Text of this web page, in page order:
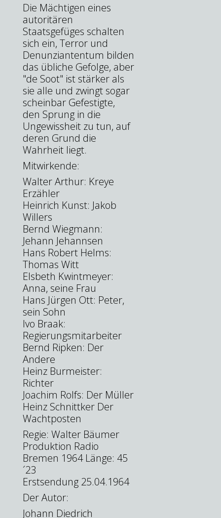
Die Mächtigen eines
autoritären
Staatsgefüges schalten
sich ein, Terror und
Denunziantentum bilden
das übliche Gefolge, aber
"de Soot" ist stärker als
sie alle und zwingt sogar
scheinbar Gefestigte,
den Sprung in die
Ungewissheit zu tun, auf
deren Grund die
Wahrheit liegt.
Mitwirkende:
Walter Arthur: Kreye
Erzähler
Heinrich Kunst: Jakob
Willers
Bernd Wiegmann:
Jehann Jehannsen
Hans Robert Helms:
Thomas Witt
Elsbeth Kwintmeyer:
Anna, seine Frau
Hans Jürgen Ott: Peter,
sein Sohn
Ivo Braak:
Regierungsmitarbeiter
Bernd Ripken: Der
Andere
Heinz Burmeister:
Richter
Joachim Rolfs: Der Müller
Heinz Schnittker Der
Wachtposten
Regie: Walter Bäumer
Produktion Radio
Bremen 1964 Länge: 45
´23
Erstsendung 25.04.1964
Der Autor:
Johann Diedrich